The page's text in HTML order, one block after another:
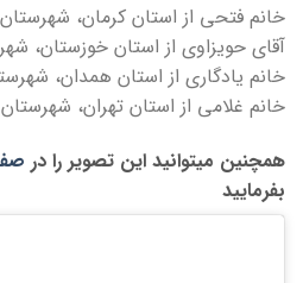
خانم فتحی از استان کرمان،
آقای حویزاوی از استان خوزستان،
خانم یادگاری از استان همدان،
خانم غلامی از استان تهران،
:همچنین میتوانید این تصویر را در
بفرمایید